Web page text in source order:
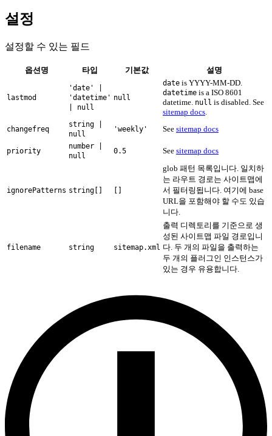
설정
설정할 수 있는 필드
옵션명 타입 기본값 설명
lastmod
'date' |
'datetime'
| null
null
date is YYYY-MM-DD.
datetime is a ISO 8601
datetime. null is disabled. See
sitemap docs
changefreq
string |
null
'weekly' See sitemap docs
priority
number |
null
0.5 See sitemap docs
ignorePatterns string[] []
glob 패턴 목록입니다. 일치하
는 라우트 경로는 사이트맵에
서 필터링됩니다. 여기에 base
URL을 포함해야 할 수도 있습
니다.
filename string sitemap.xml
출력 디렉토리를 기준으로 생
성된 사이트맵 파일 경로입니
다. 두 개의 파일을 출력하는
두 개의 플러그인 인스턴스가
있는 경우 유용합니다.